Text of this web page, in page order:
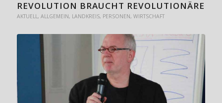
REVOLUTION BRAUCHT REVOLUTIONÄRE
AKTUELL, ALLGEMEIN, LANDKREIS, PERSONEN, WIRTSCHAFT